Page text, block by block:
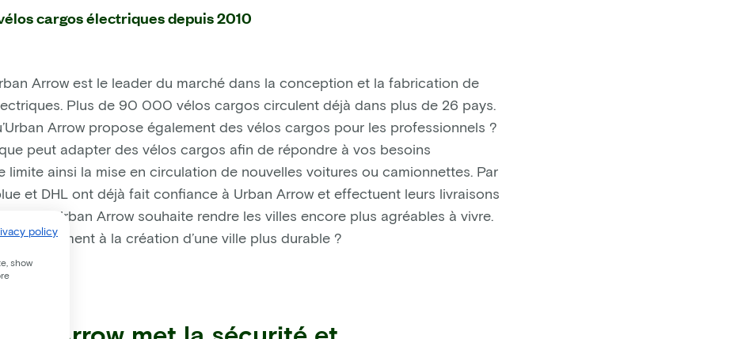
cargos électriques depuis 2010
Arrow est le leader du marché dans la conception et la fabrication de
Plus de 90 000 vélos cargos circulent déjà dans plus de 26 pays.
Arrow propose également des vélos cargos pour les professionnels ?
peut adapter des vélos cargos afin de répondre à vos besoins
limite ainsi la mise en circulation de nouvelles voitures ou camionnettes. Par
et DHL ont déjà fait confiance à Urban Arrow et effectuent leurs livraisons
cargos. Urban Arrow souhaite rendre les villes encore plus agréables à vivre.
également à la création d’une ville plus durable ?
policy
show